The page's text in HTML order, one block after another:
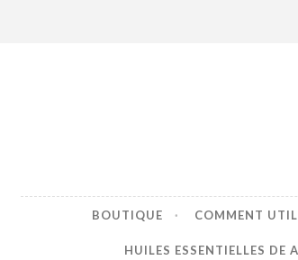
BOUTIQUE COMMENT
HUILES ESSENTIELLES DE